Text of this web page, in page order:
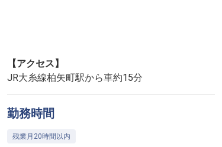
【アクセス】
JR大糸線柏矢町駅から車約15分
勤務時間
残業月20時間以内